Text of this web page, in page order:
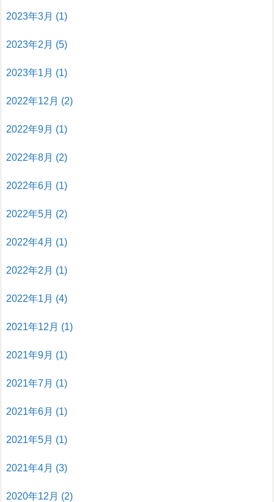
2023年3月 (1)
2023年2月 (5)
2023年1月 (1)
2022年12月 (2)
2022年9月 (1)
2022年8月 (2)
2022年6月 (1)
2022年5月 (2)
2022年4月 (1)
2022年2月 (1)
2022年1月 (4)
2021年12月 (1)
2021年9月 (1)
2021年7月 (1)
2021年6月 (1)
2021年5月 (1)
2021年4月 (3)
2020年12月 (2)